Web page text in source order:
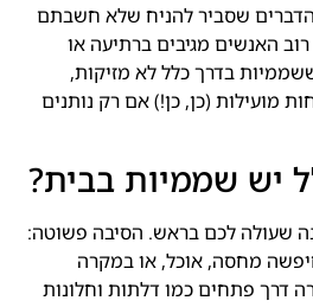
שסביר להניח שלא חשבתם
האנשים מגיבים ברתיעה או
בדרך כלל לא מזיקות,
מועילות (כן, כן!) אם רק נותנים
יש שממיות בבית?
שעולה לכם בראש. הסיבה פשוטה:
מחסה, אוכל, או במקרה
דרך פתחים כמו דלתות וחלונות